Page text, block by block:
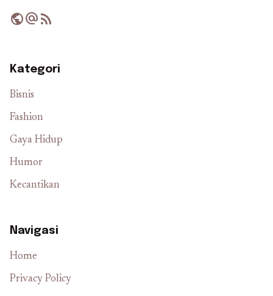
publicalternate_emailrss_feed
Kategori
Bisnis
Fashion
Gaya Hidup
Humor
Kecantikan
Navigasi
Home
Privacy Policy